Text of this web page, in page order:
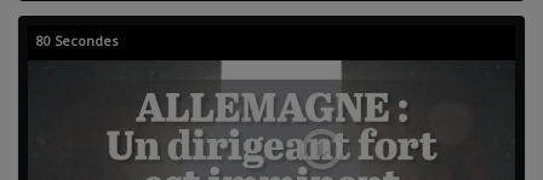
80 Secondes